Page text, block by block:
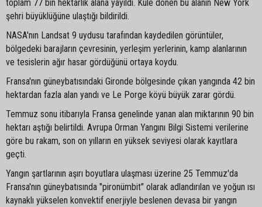
toplam 77 bin hektarlık alana yayıldı. Küle dönen bu alanın New York
şehri büyüklüğüne ulaştığı bildirildi.
NASA'nın Landsat 9 uydusu tarafından kaydedilen görüntüler,
bölgedeki barajların çevresinin, yerleşim yerlerinin, kamp alanlarının
ve tesislerin ağır hasar gördüğünü ortaya koydu.
Fransa'nın güneybatısındaki Gironde bölgesinde çıkan yangında 42 bin
hektardan fazla alan yandı ve Le Porge köyü büyük zarar gördü.
Temmuz sonu itibarıyla Fransa genelinde yanan alan miktarının 90 bin
hektarı aştığı belirtildi. Avrupa Orman Yangını Bilgi Sistemi verilerine
göre bu rakam, son on yılların en yüksek seviyesi olarak kayıtlara
geçti.
Yangın şartlarının aşırı boyutlara ulaşması üzerine 25 Temmuz'da
Fransa'nın güneybatısında "pironümbit" olarak adlandırılan ve yoğun ısı
kaynaklı yükselen konvektif enerjiyle beslenen devasa bir yangın